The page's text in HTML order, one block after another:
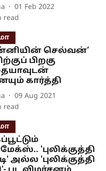
01 Feb 2022
read
செல்வன்’
பிறகு
கார்த்தி
09 Aug 2021
read
'புலிக்குத்தி
அல்ல 'புலிக்குத்தி